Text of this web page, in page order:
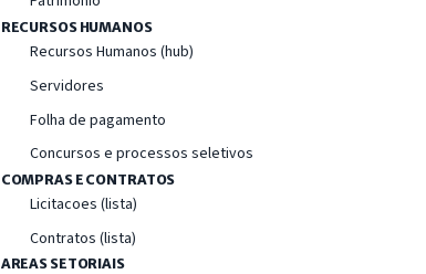
RECURSOS HUMANOS
Recursos Humanos (hub)
Servidores
Folha de pagamento
Concursos e processos seletivos
COMPRAS E CONTRATOS
Licitacoes (lista)
Contratos (lista)
AREAS SETORIAIS